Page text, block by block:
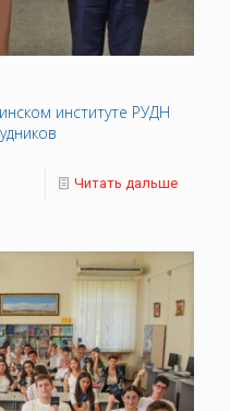
институте РУДН
Читать дальше